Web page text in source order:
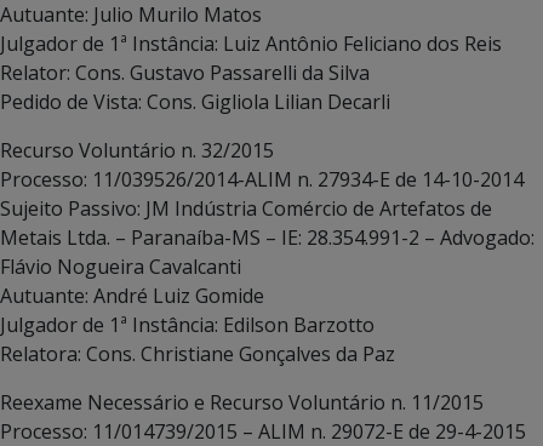
Autuante: Julio Murilo Matos
Julgador de 1ª Instância: Luiz Antônio Feliciano dos Reis
Relator: Cons. Gustavo Passarelli da Silva
Pedido de Vista: Cons. Gigliola Lilian Decarli
Recurso Voluntário n. 32/2015
Processo: 11/039526/2014-ALIM n. 27934-E de 14-10-2014
Sujeito Passivo: JM Indústria Comércio de Artefatos de
Metais Ltda. – Paranaíba-MS – IE: 28.354.991-2 – Advogado:
Flávio Nogueira Cavalcanti
Autuante: André Luiz Gomide
Julgador de 1ª Instância: Edilson Barzotto
Relatora: Cons. Christiane Gonçalves da Paz
Reexame Necessário e Recurso Voluntário n. 11/2015
Processo: 11/014739/2015 – ALIM n. 29072-E de 29-4-2015